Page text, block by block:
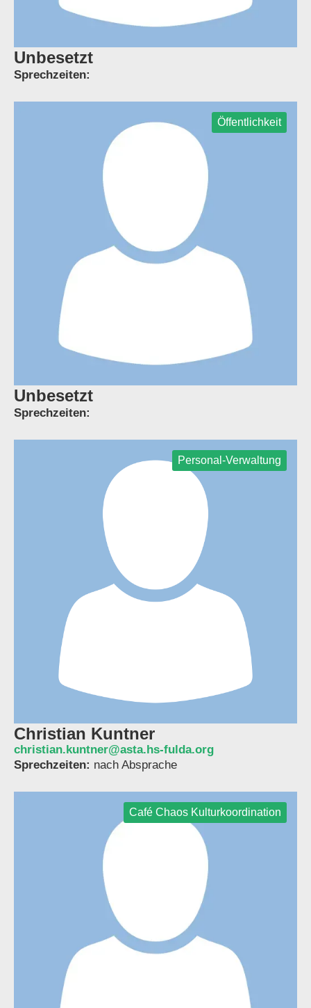
Unbesetzt
Sprechzeiten:
Öffentlichkeit
Unbesetzt
Sprechzeiten:
Personal-Verwaltung
Christian Kuntner
christian.kuntner@asta.hs-fulda.org
Sprechzeiten: nach Absprache
Café Chaos Kulturkoordination